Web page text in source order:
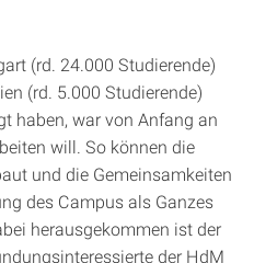
(rd. 24.000 Studierende)
(rd. 5.000 Studierende)
haben, war von Anfang an
will. So können die
und die Gemeinsamkeiten
des Campus als Ganzes
herausgekommen ist der
der HdM